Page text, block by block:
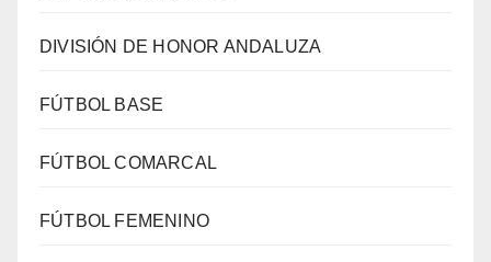
DIVISIÓN DE HONOR ANDALUZA
FÚTBOL BASE
FÚTBOL COMARCAL
FÚTBOL FEMENINO